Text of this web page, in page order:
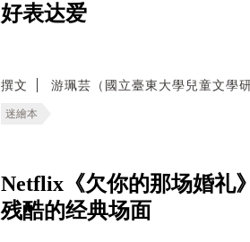
好表达爱
撰文 游珮芸（國立臺東大學兒童文學
迷繪本
Netflix《欠你的那场婚礼
残酷的经典场面